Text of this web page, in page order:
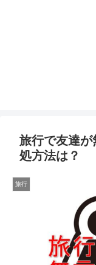
旅行で友達
処方法は？
旅行